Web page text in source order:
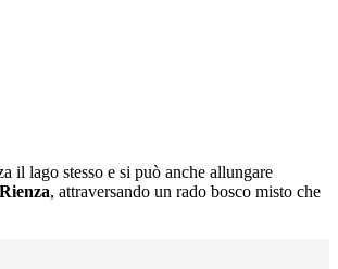
il lago stesso e si può anche allungare
Rienza, attraversando un rado bosco misto che